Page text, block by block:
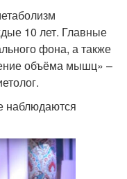
10 лет. Главные
фона, а также
объёма мышц» –
наблюдаются